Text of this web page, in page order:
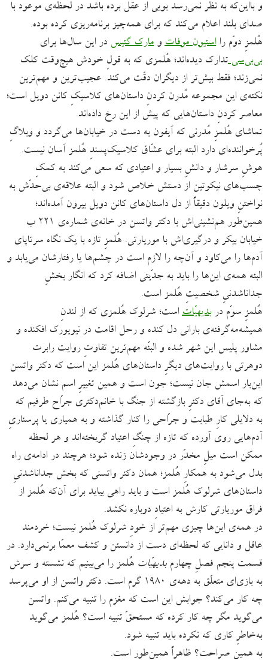
و بااین‌که به نظر نمی‌رسد بویی از عقل برده باشد در لحظه‌ی موعود با
صدای بلند اعلام می‌کند که برای همه‌چیز برنامه‌ریزی کرده بوده.
هُلمزِ دوّم رااستیون موفات و مارک گتیس در این سال‌ها برای
بی‌بی‌سیتدارک دیده‌اند؛ هُلمزی که به قولِ خودش هیچ‌وقت کلک
نمی‌زند؛ فقط بیش‌تر از دیگران دقّت می‌کند. عجیب‌ترین و مهم‌ترین
نکته‌ی این مجموعه مُدرن کردنِ داستان‌های کلاسیکِ کانن دویل است؛
معاصر کردنِ داستان‌هایی که پیش از این رخ داده‌اند.
تماشای هُلمزِ مُدرنی که آیفون به دست در خیابان‌ها می‌گردد و وبلاگِ
پُرخواننده‌ای دارد البته برای عشّاق کلاسیک‌پسندِ هُلمز آسان نیست.
هوشِ سرشار و دانشِ بسیار و اعتیادی که سعی می‌کند به کمکِ
چسب‌های نیکوتین از دستش خلاص شود و البته علاقه‌ی بی‌حدّش به
نواختنِ ویلون دقیقاً از دل داستان‌های کانن دویل بیرون آمده‌اند؛
همین‌طور هم‌نشینی‌اش با دکتر واتسن در خانه‌ی شماره‌ی ۲۲۱ ب
خیابان بیکر و درگیری‌اش با موریارتی. هُلمزِ تازه با یک نگاه سرتاپای
آدم‌ها را می‌کاود و آن‌چه را لازم است در چشم‌ها یا رفتارشان می‌یابد و
البته همه‌ی این‌ها را باید به جدّیتی اضافه کرد که انگار بخشِ
جداناشدنیِ شخصیتِ هُلمز است.
هُلمزِ سوّم دربدیهیّات است؛ شرلوک هُلمزی که از لندنِ
همیشه‌مه‌گرفته‌ی بارانی دل کنده و رحل اقامت در نیویورک افکنده و
مشاور پلیس این شهر شده و البتّه مهم‌ترین تفاوتِ روایت رابرت
دوهرتی با روایت‌های دیگرِ داستان‌های هُلمز این است که دکتر واتسن
این‌بار اسمش جان نیست؛ جون است و همین تغییرِ اسم نشان می‌دهد
که به‌جای آقای دکترِ بازگشته از جنگ با خانم‌دکتری جرّاح طرفیم که
به دلایلی کارِ طبابت و جرّاحی را کنار گذاشته و به همیاری یا پرستاریِ
آدم‌هایی روی آورده که تازه از چنگِ اعتیاد گریخته‌اند و هر لحظه
ممکن است میلِ مخدّر در وجودشان زنده شود؛ هرچند در ادامه‌ی راه
بدل می‌شود به همکارِ هُلمز؛ همان دکتر واتسنی که بخش جداناشدنیِ
داستان‌های شرلوک هُلمز است و باید راهی بیاید برای آن‌که هُلمز از
فراق موریارتی کارش به اعتیادِ دوباره نکشد.
در همه‌ی این‌ها چیزی مهم‌تر از خودِ شرلوک هُلمز نیست؛ خردمند
عاقل و دانایی که لحظه‌ای دست از دانستن و کشف معمّا برنمی‌دارد. در
قسمت پنجم فصلِ چهارمبدیهیّات هُلمز را می‌بینیم که نشسته و سرش
به بازی‌ای متعلّق به‌ دهه‌ی ۱۹۸۰ گرم است. دکتر واتسن از او می‌پرسد
چه کار می‌کند؟ جوابش این است که مغزم را تنبیه می‌کنم. واتسن
می‌گوید مگر چه کار کرده که مستحقّ تنبیه است؟ هُلمز می‌گوید
به‌خاطرِ کاری که نکرده باید تنبیه شود.
به همین صراحت؟ ظاهراً همین‌طور است.